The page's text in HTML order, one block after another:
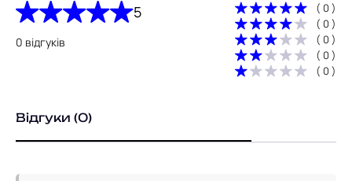
5
0 відгуків
( 0 )
( 0 )
( 0 )
( 0 )
( 0 )
Відгуки (0)